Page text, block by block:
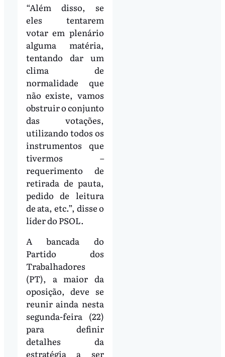
“Além disso, se
eles tentarem
votar em plenário
alguma matéria,
tentando dar um
clima de
normalidade que
não existe, vamos
obstruir o conjunto
das votações,
utilizando todos os
instrumentos que
tivermos –
requerimento de
retirada de pauta,
pedido de leitura
de ata, etc.”, disse o
líder do PSOL.
A bancada do
Partido dos
Trabalhadores
(PT), a maior da
oposição, deve se
reunir ainda nesta
segunda-feira (22)
para definir
detalhes da
estratégia a ser